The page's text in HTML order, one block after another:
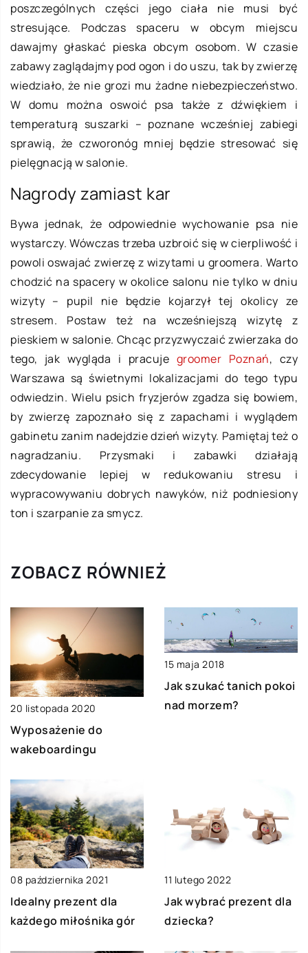
poszczególnych części jego ciała nie musi być
stresujące. Podczas spaceru w obcym miejscu
dawajmy głaskać pieska obcym osobom. W czasie
zabawy zaglądajmy pod ogon i do uszu, tak by zwierzę
wiedziało, że nie grozi mu żadne niebezpieczeństwo.
W domu można oswoić psa także z dźwiękiem i
temperaturą suszarki – poznane wcześniej zabiegi
sprawią, że czworonóg mniej będzie stresować się
pielęgnacją w salonie.
Nagrody zamiast kar
Bywa jednak, że odpowiednie wychowanie psa nie
wystarczy. Wówczas trzeba uzbroić się w cierpliwość i
powoli oswajać zwierzę z wizytami u groomera. Warto
chodzić na spacery w okolice salonu nie tylko w dniu
wizyty – pupil nie będzie kojarzył tej okolicy ze
stresem. Postaw też na wcześniejszą wizytę z
pieskiem w salonie. Chcąc przyzwyczaić zwierzaka do
tego, jak wygląda i pracuje groomer Poznań, czy
Warszawa są świetnymi lokalizacjami do tego typu
odwiedzin. Wielu psich fryzjerów zgadza się bowiem,
by zwierzę zapoznało się z zapachami i wyglądem
gabinetu zanim nadejdzie dzień wizyty. Pamiętaj też o
nagradzaniu. Przysmaki i zabawki działają
zdecydowanie lepiej w redukowaniu stresu i
wypracowywaniu dobrych nawyków, niż podniesiony
ton i szarpanie za smycz.
ZOBACZ RÓWNIEŻ
20 listopada 2020
Wyposażenie do
wakeboardingu
15 maja 2018
Jak szukać tanich pokoi
nad morzem?
08 października 2021
Idealny prezent dla
każdego miłośnika gór
11 lutego 2022
Jak wybrać prezent dla
dziecka?